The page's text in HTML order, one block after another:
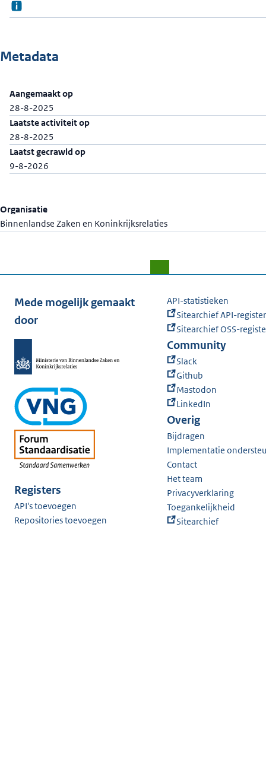
Organisatie
Binnenlandse Zaken en Koninkrijksrelaties
Metadata
Aangemaakt op
28-8-2025
Laatste activiteit op
28-8-2025
Laatst gecrawld op
9-8-2026
Mede mogelijk gemaakt
door
Registers
API's toevoegen
Repositories toevoegen
API-statistieken
Sitearchief API-register
Sitearchief OSS-
Community
Slack
Github
Mastodon
LinkedIn
Overig
Bijdragen
Implementatie
Contact
Het team
Privacyverklaring
Toegankelijkheid
Sitearchief